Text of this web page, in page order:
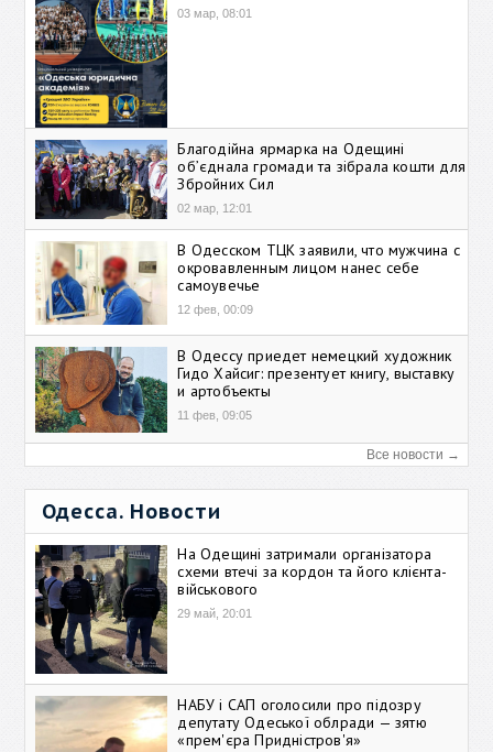
03 мар, 08:01
Благодійна ярмарка на Одещині
об’єднала громади та зібрала кошти для
Збройних Сил
02 мар, 12:01
В Одесском ТЦК заявили, что мужчина с
окровавленным лицом нанес себе
самоувечье
12 фев, 00:09
В Одессу приедет немецкий художник
Гидо Хайсиг: презентует книгу, выставку
и артобъекты
11 фев, 09:05
Все новости →
Одесса. Новости
На Одещині затримали організатора
схеми втечі за кордон та його клієнта-
військового
29 май, 20:01
НАБУ і САП оголосили про підозру
депутату Одеської облради — зятю
«прем'єра Придністров'я»